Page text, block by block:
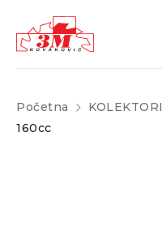
Početna KOLEKTORI
160cc